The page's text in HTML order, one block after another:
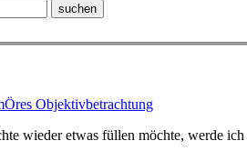
Objektivbetrachtung
wieder etwas füllen möchte, werde